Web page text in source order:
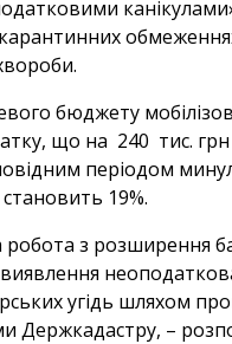
бюджету
що на 240 тис.
періодом
19%.
з розширення
угідь шляхом
Держкадастру, –